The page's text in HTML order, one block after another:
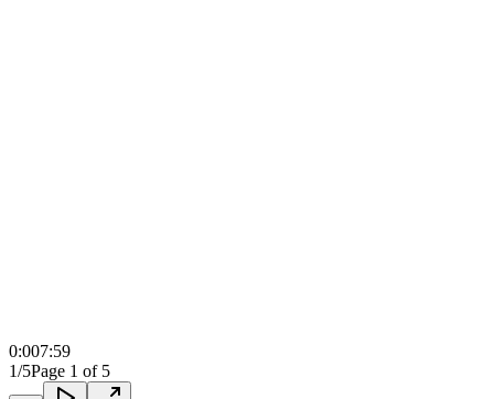
0:007:59
1/5Page 1 of 5